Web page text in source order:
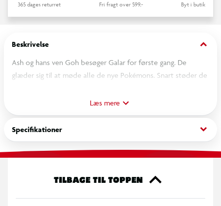
365 dages returret Fri fragt over 599,- Byt i butik
Beskrivelse keyboard_arrow_down
Ash og hans ven Goh besøger Galar for første gang. De
glæder sig til at møde alle de nye Pokémons. Snart støder de
Læs mere
Specifikationer keyboard_arrow_down
TILBAGE TIL TOPPEN